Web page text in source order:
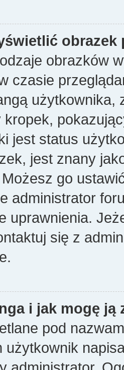
obrazków
czasie
użytkownika,
kropek,
jest status
jest znany
go
administrator
uprawnienia.
się z
i jak mogę ją
pod
użytkownik